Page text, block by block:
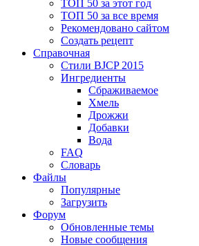
ТОП 50 за этот год
ТОП 50 за все время
Рекомендовано сайтом
Создать рецепт
Справочная
Стили BJCP 2015
Ингредиенты
Сбраживаемое
Хмель
Дрожжи
Добавки
Вода
FAQ
Словарь
Файлы
Популярные
Загрузить
Форум
Обновленные темы
Новые сообщения